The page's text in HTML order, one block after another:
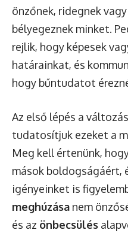
önzőnek, ridegnek
bélyegeznek minket.
rejlik, hogy képesek
határainkat, és
hogy bűntudatot
Az első lépés a
tudatosítjuk ezeket a
Meg kell értenünk,
mások boldogságáért,
igényeinket is
meghúzása nem
és az önbecsülés